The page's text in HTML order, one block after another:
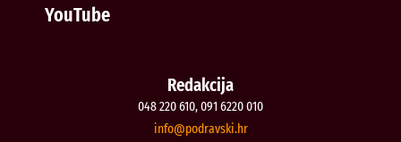
YouTube
Redakcija
048 220 610, 091 6220 010
rh.iksvardop
@ofni